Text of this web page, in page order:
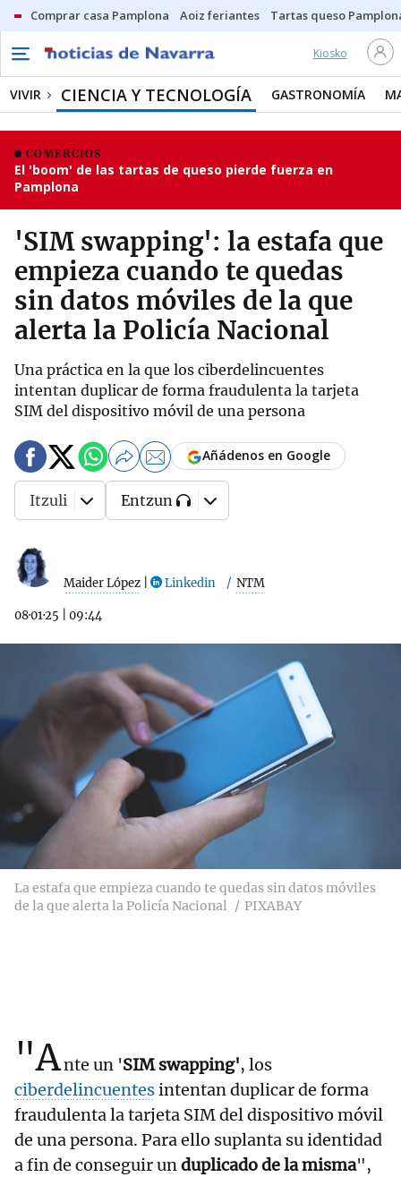
Comprar casa Pamplona Aoiz feriantes Tartas queso
Kiosko
VIVIR CIENCIA Y TECNOLOGÍA GASTRONOMÍA
COMERCIOS
El 'boom' de las tartas de queso pierde fuerza en
Pamplona
'SIM swapping': la estafa que
empieza cuando te quedas
sin datos móviles de la que
alerta la Policía Nacional
Una práctica en la que los ciberdelincuentes
intentan duplicar de forma fraudulenta la tarjeta
SIM del dispositivo móvil de una persona
Maider López Linkedin NTM
08·01·25 09:44
Añádenos en Google
Itzuli Entzun
La estafa que empieza cuando te quedas sin datos móviles
de la que alerta la Policía Nacional
PIXABAY
"Ante un 'SIM swapping', los
ciberdelincuentesintentan duplicar de forma
fraudulenta la tarjeta SIM del dispositivo móvil
de una persona. Para ello suplanta su identidad
a fin de conseguir unduplicado de la misma",